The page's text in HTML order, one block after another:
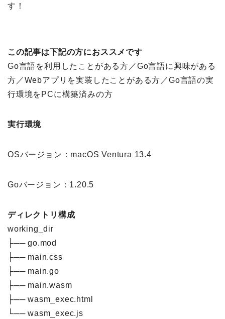
す！
この記事は下記の方におススメです
Go言語を利用したことがある方／Go言語に興味がある
方／Webアプリを実装したことがある方／Go言語の実
行環境をPCに構築済みの方
実行環境
OSバージョン：macOS Ventura 13.4
Goバージョン：1.20.5
ディレクトリ構成
working_dir
├── go.mod
├── main.css
├── main.go
├── main.wasm
├── wasm_exec.html
└── wasm_exec.js